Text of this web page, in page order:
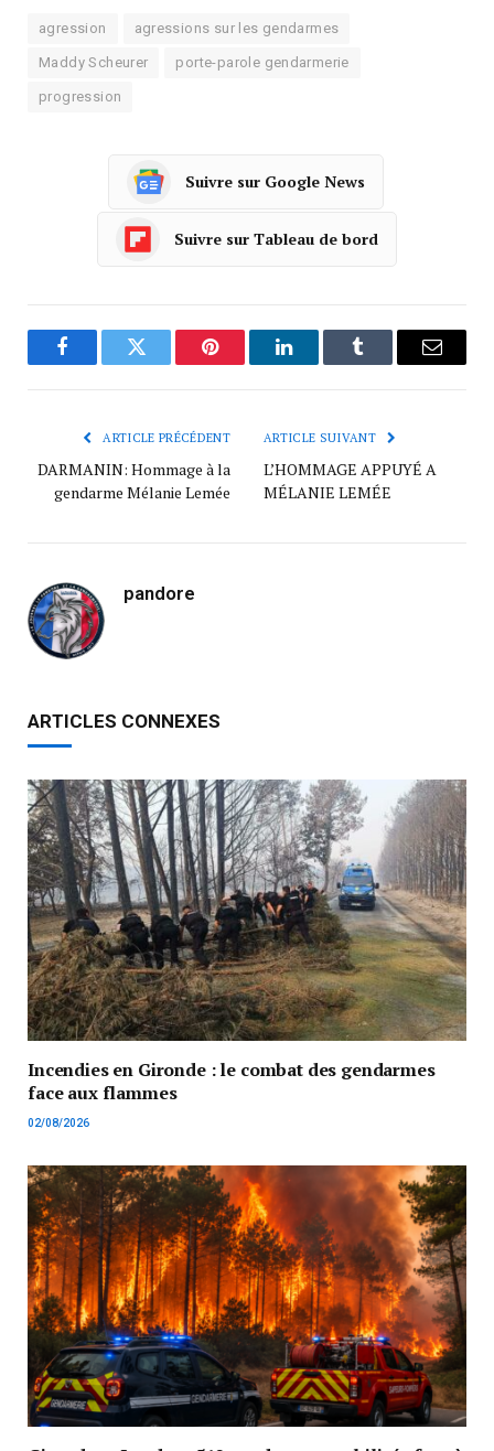
agression agressions sur les gendarmes
Maddy Scheurer porte-parole gendarmerie
progression
Suivre sur Google News
Suivre sur Tableau de bord
FacebookTwitter Pinterest LinkedInTumblr
ARTICLE PRÉCÉDENT
DARMANIN: Hommage à la
gendarme Mélanie Lemée
ARTICLE SUIVANT
L’HOMMAGE APPUYÉ A
MÉLANIE LEMÉE
pandore
ARTICLES CONNEXES
Incendies en Gironde : le combat des gendarmes
face aux flammes
02/08/2026